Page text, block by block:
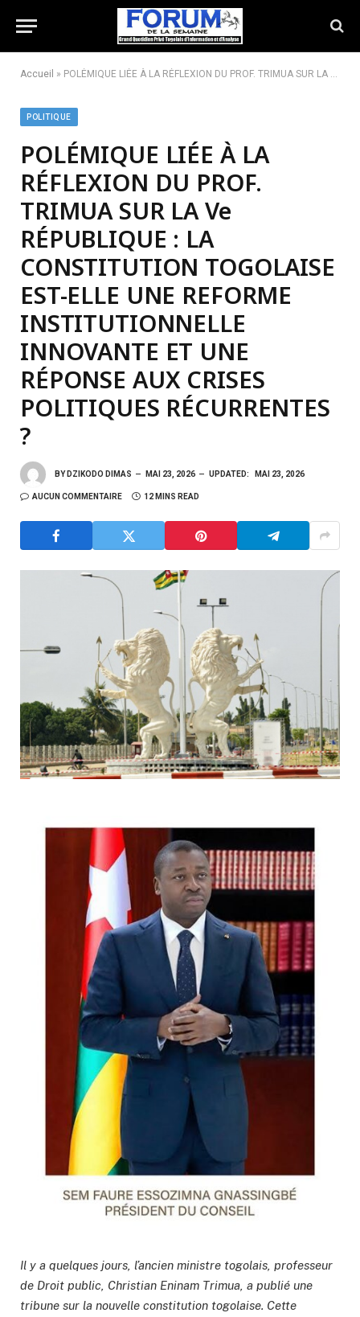
Accueil » POLÉMIQUE LIÉE À LA RÉFLEXION DU PROF. TRIMUA SUR LA Ve RÉPUBLIQUE : LA CONSTITUTION TOGOLAISE EST-ELLE UNE REFORME INSTITUTIONNELLE INNOVANTE ET UNE RÉPONSE AUX CRISES POLITIQUES RÉCURRENTES ?
POLITIQUE
POLÉMIQUE LIÉE À LA
RÉFLEXION DU PROF.
TRIMUA SUR LA Ve
RÉPUBLIQUE : LA
CONSTITUTION TOGOLAISE
EST-ELLE UNE REFORME
INSTITUTIONNELLE
INNOVANTE ET UNE
RÉPONSE AUX CRISES
POLITIQUES RÉCURRENTES
?
BY DZIKODO DIMAS MAI 23, 2026 UPDATED: MAI 23, 2026
AUCUN COMMENTAIRE 12 MINS READ
Il y a quelques jours, l’ancien ministre togolais, professeur
de Droit public, Christian Eninam Trimua, a publié une
tribune sur la nouvelle constitution togolaise. Cette